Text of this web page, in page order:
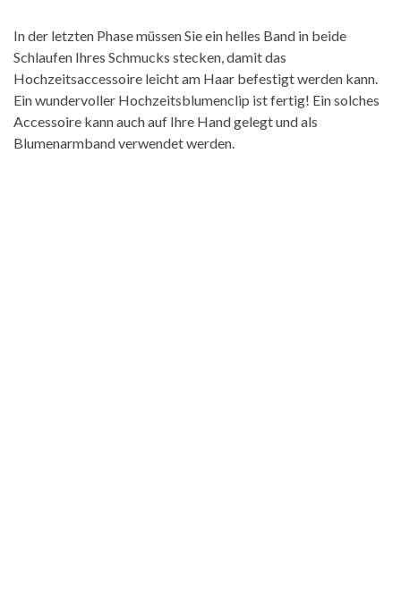
In der letzten Phase müssen Sie ein helles Band in beide
Schlaufen Ihres Schmucks stecken, damit das
Hochzeitsaccessoire leicht am Haar befestigt werden kann.
Ein wundervoller Hochzeitsblumenclip ist fertig! Ein solches
Accessoire kann auch auf Ihre Hand gelegt und als
Blumenarmband verwendet werden.